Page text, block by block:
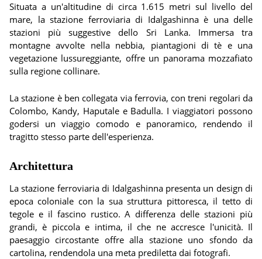
Situata a un'altitudine di circa 1.615 metri sul livello del
mare, la stazione ferroviaria di Idalgashinna è una delle
stazioni più suggestive dello Sri Lanka. Immersa tra
montagne avvolte nella nebbia, piantagioni di tè e una
vegetazione lussureggiante, offre un panorama mozzafiato
sulla regione collinare.
La stazione è ben collegata via ferrovia, con treni regolari da
Colombo, Kandy, Haputale e Badulla. I viaggiatori possono
godersi un viaggio comodo e panoramico, rendendo il
tragitto stesso parte dell'esperienza.
Architettura
La stazione ferroviaria di Idalgashinna presenta un design di
epoca coloniale con la sua struttura pittoresca, il tetto di
tegole e il fascino rustico. A differenza delle stazioni più
grandi, è piccola e intima, il che ne accresce l'unicità. Il
paesaggio circostante offre alla stazione uno sfondo da
cartolina, rendendola una meta prediletta dai fotografi.